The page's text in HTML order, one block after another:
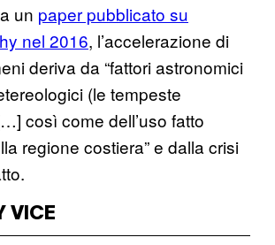
un paper pubblicato su
nel 2016, l’accelerazione di
deriva da “fattori astronomici
(le tempeste
così come dell’uso fatto
regione costiera” e dalla crisi
VICE